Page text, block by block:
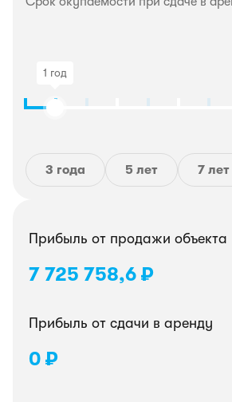
1 год
3 года 5 лет 7 лет
Прибыль от продажи объекта
7 725 758,6 ₽
Прибыль от сдачи в аренду
0 ₽